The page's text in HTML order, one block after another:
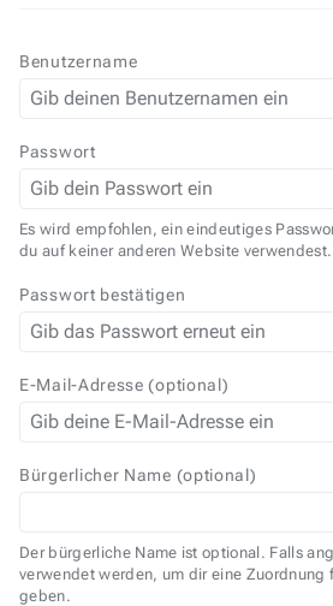
Benutzername
Passwort
Es wird empfohlen, ein eindeutiges
du auf keiner anderen Website verwendest.
Passwort bestätigen
E-Mail-Adresse (optional)
Bürgerlicher Name (optional)
Der bürgerliche Name ist optional. Falls
verwendet werden, um dir eine Zuordnung
geben.